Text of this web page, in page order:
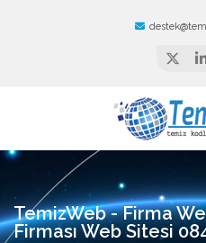
TemizWeb - Firma
Firması Web Sitesi